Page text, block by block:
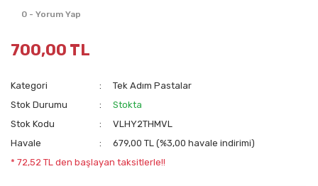
0 - Yorum Yap
700,00 TL
Kategori
Tek Adım Pastalar
Stok Durumu
Stokta
Stok Kodu
VLHY2THMVL
Havale
679,00 TL (%3,00 havale indirimi)
* 72,52 TL den başlayan taksitlerle!!